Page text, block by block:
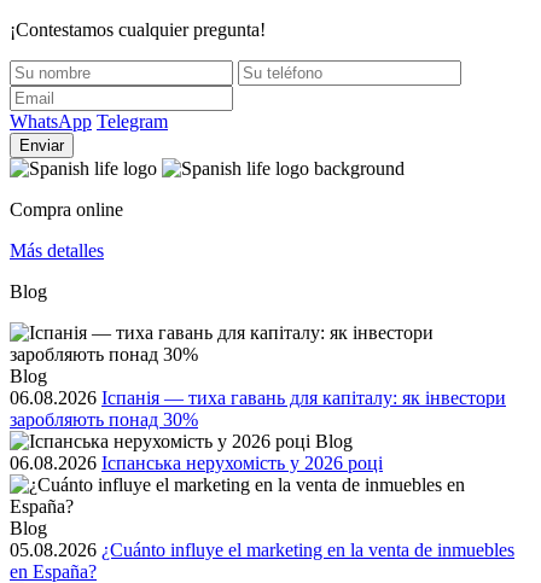
¡Contestamos cualquier pregunta!
WhatsApp Telegram
Enviar
Compra online
Más detalles
Blog
Blog
06.08.2026 Іспанія — тиха гавань для капіталу: як інвестори
заробляють понад 30%
Blog
06.08.2026 Іспанська нерухомість у 2026 році
Blog
05.08.2026 ¿Cuánto influye el marketing en la venta de inmuebles
en España?